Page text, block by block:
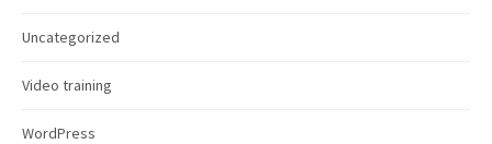
Uncategorized
Video training
WordPress